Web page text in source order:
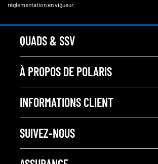
réglementation en vigueur.
QUADS & SSV
À PROPOS DE POLARIS
INFORMATIONS CLIENT
SUIVEZ-NOUS